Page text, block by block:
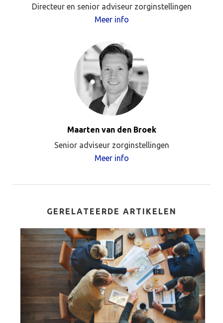
Directeur en senior adviseur zorginstellingen
Meer info
Maarten van den Broek
Senior adviseur zorginstellingen
Meer info
GERELATEERDE ARTIKELEN